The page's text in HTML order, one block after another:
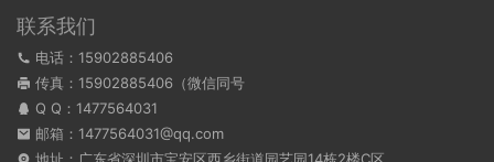
联系我们
电话：15902885406
传真：15902885406（微信同号
Q Q： 1477564031
邮箱：1477564031@qq.com